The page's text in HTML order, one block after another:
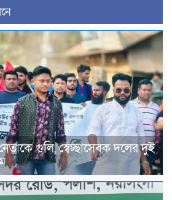
গুলি, স্বেচ্ছাসেবক দলের দুই